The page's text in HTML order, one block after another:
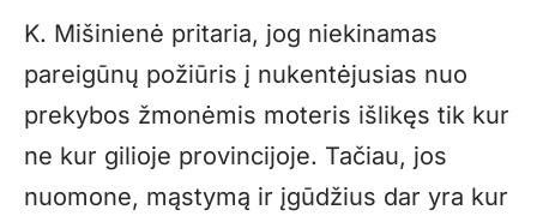
K. Mišinienė pritaria, jog niekinamas
pareigūnų požiūris į nukentėjusias nuo
prekybos žmonėmis moteris išlikęs tik kur
ne kur gilioje provincijoje. Tačiau, jos
nuomone, mąstymą ir įgūdžius dar yra kur